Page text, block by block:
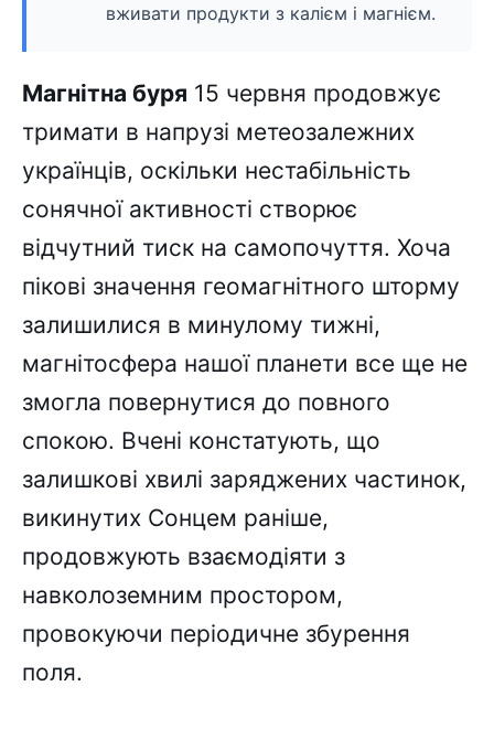
вживати продукти з калієм і магнієм.
Магнітна буря 15 червня продовжує
тримати в напрузі метеозалежних
українців, оскільки нестабільність
сонячної активності створює
відчутний тиск на самопочуття. Хоча
пікові значення геомагнітного шторму
залишилися в минулому тижні,
магнітосфера нашої планети все ще не
змогла повернутися до повного
спокою. Вчені констатують, що
залишкові хвилі заряджених частинок,
викинутих Сонцем раніше,
продовжують взаємодіяти з
навколоземним простором,
провокуючи періодичне збурення
поля.